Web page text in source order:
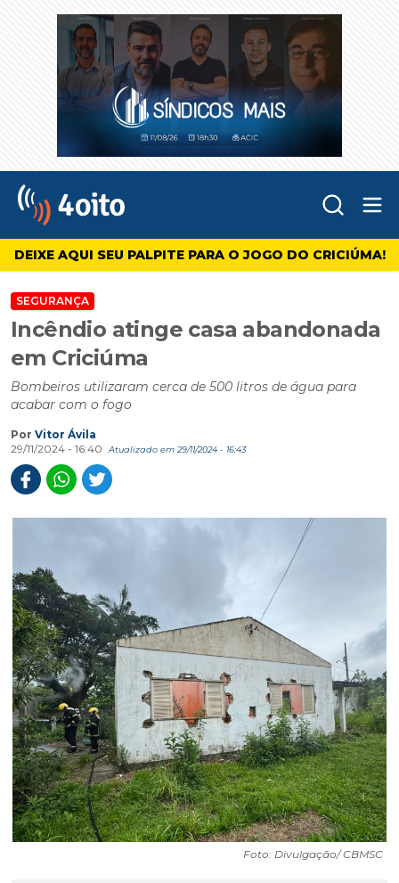
4oito
DEIXE AQUI SEU PALPITE PARA O JOGO DO CRICIÚMA!
SEGURANÇA
Incêndio atinge casa abandonada
em Criciúma
Bombeiros utilizaram cerca de 500 litros de água para
acabar com o fogo
Por Vitor Ávila
29/11/2024 - 16:40
Atualizado em 29/11/2024 - 16:43
Foto: Divulgação/ CBMSC